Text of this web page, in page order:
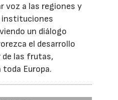
voz a las regiones y
instituciones
un diálogo
el desarrollo
las frutas,
Europa.